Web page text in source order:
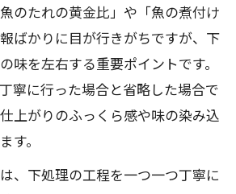
のたれの黄金比」や「魚の煮付け
ばかりに目が行きがちですが、下
味を左右する重要ポイントです。
寧に行った場合と省略した場合で
上がりのふっくら感や味の染み込
す。
、下処理の工程を一つ一つ丁寧に